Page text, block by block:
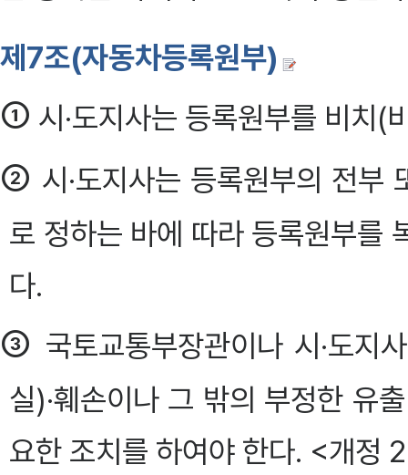
제7조(자동차등록원부)
① 시·도지사는 등록원부를 비치(
② 시·도지사는 등록원부의 전부
로 정하는 바에 따라 등록원부를
다.
③ 국토교통부장관이나 시·도지
실)·훼손이나 그 밖의 부정한 유
요한 조치를 하여야 한다. <개